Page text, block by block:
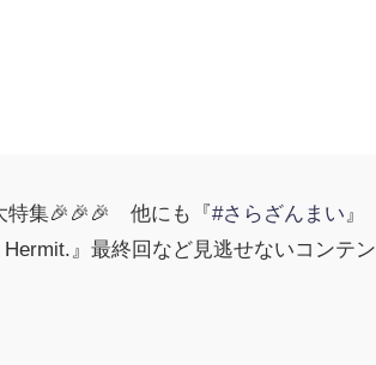
特集🎉🎉🎉 他にも『#さらざんまい 』
』最終回など見逃せないコンテン